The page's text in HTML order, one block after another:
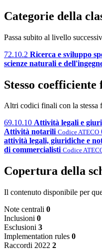
Categorie della
Passa subito al livello
72.10.2 Ricerca e sviluppo
scienze naturali e
Stesso
Altri codici finali con la stessa
69.10.10 Attività legali e
Attività notarili Codice ATECO
attività legali, giuridiche e
di commercialisti Codice
Copertura della
Il contenuto disponibile per
Note centrali 0
Inclusioni 0
Esclusioni 3
Implementation rules 0
Raccordi 2022 2